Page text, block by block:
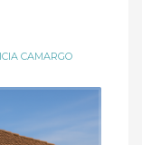
CAMARGO